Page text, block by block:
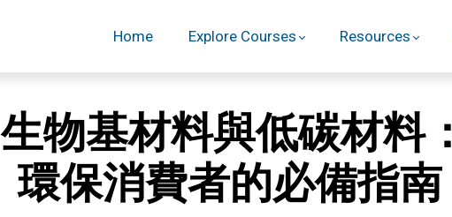
Home Explore Courses Resources
生物基材料與低碳材料：
環保消費者的必備指南